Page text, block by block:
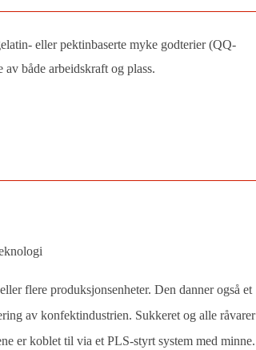
eller pektinbaserte myke godterier (QQ-
både arbeidskraft og plass.
flere produksjonsenheter. Den danner også et
av konfektindustrien. Sukkeret og alle råvarer
er koblet til via et PLS-styrt system med minne.